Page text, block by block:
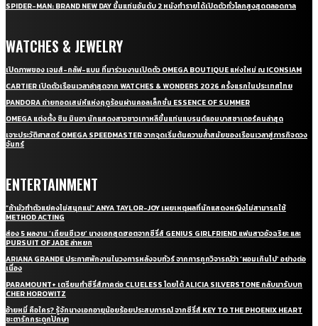
SPIDER-MAN: BRAND NEW DAY ขึ้นแท่นอันดับ 2 หนังทำรายได้เปิดตัวทั่วโลกสูงสุดตลอดกาล
WATCHES & JEWELRY
เปิดภาพของ เจมส์-กลัฟ-แบม ที่มาร่วมงานเปิดตัว OMEGA BOUTIQUE แห่งใหม่ ณ ICONSIAM
CARTIER เปิดตัวเรือนเวลาล่าสุดจาก WATCHES & WONDERS 2026 ครั้งแรกในประเทศไทย
PANDORA ถ่ายทอดเสน่ห์แห่งฤดูร้อนผ่านคอลเล็กชั่น ESSENCE OF SUMMER
OMEGA แต่งตั้ง ชิน มินอา นักแสดงสาวชาวเกาหลีขึ้นแท่นแบรนด์แอมบาสซาเดอร์คนล่าสุด
เจาะประวัติศาสตร์ OMEGA SPEEDMASTER จากจุดเริ่มต้นความล้ำสมัยของเรือนเวลาสู่ภารกิจดวง
จันทร์
ENTERTAINMENT
“ถ้ามัวทำตัวแย่คงไม่สนุกแน่” ANYA TAYLOR-JOY เผยเหตุผลที่นักแสดงหญิงไม่สามารถใช้
METHOD ACTING
ส่อง 5 ผลงาน ‘เถียนซีเวย’ นางเอกสุดฮอตจากซีรี่ส์ GENIUS GIRLFRIEND แฟนสาวอัจฉริยะ และ
PURSUIT OF JADE ล่าหยก
ARIANA GRANDE ประกาศพักงานในวงการหลังจบทัวร์ จากการถูกวิจารณ์ว่า ‘ผอมเกินไป’ อย่างต่อ
เนื่อง
PARAMOUNT+ เตรียมทำซีรี่ส์ภาคต่อ CLUELESS โดยได้ ALICIA SILVERSTONE กลับมารับบท
CHER HOROWITZ
อ้ายหมี่ คือใคร? รู้จักนางเอกอายุน้อยร้อยประสบการณ์ จากซีรี่ส์ KEY TO THE PHOENIX HEART
ชะตารักกระดูกปักษา